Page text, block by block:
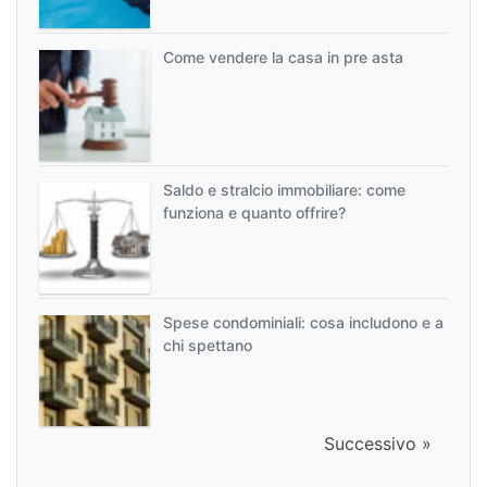
Come vendere la casa in pre asta
Saldo e stralcio immobiliare: come
funziona e quanto offrire?
Spese condominiali: cosa includono e a
chi spettano
Successivo »